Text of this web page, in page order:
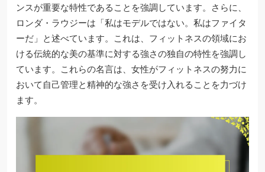
ンスが重要な特性であることを強調しています。さらに、
ロンダ・ラウジーは「私はモデルではない。私はファイタ
ーだ」と述べています。これは、フィットネスの領域にお
ける伝統的な美の基準に対する強さの独自の特性を強調し
ています。これらの名言は、女性がフィットネスの努力に
おいて自己管理と精神的な強さを受け入れることを力づけ
ます。